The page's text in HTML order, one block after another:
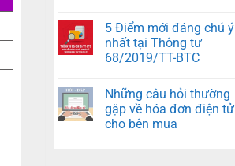
5 Điểm mới đáng chú ý
nhất tại Thông tư
68/2019/TT-BTC
Những câu hỏi thường
gặp về hóa đơn điện tử
cho bên mua